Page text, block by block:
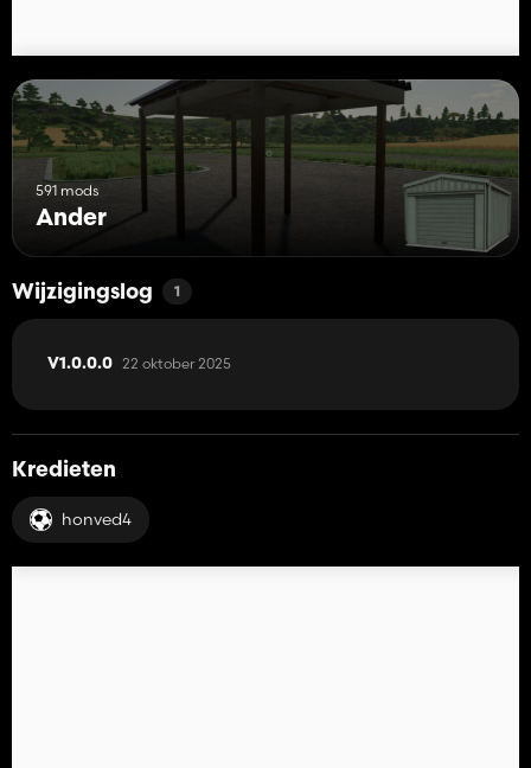
591 mods
Ander
Wijzigingslog 1
V1.0.0.0 22 oktober 2025
Kredieten
honved4